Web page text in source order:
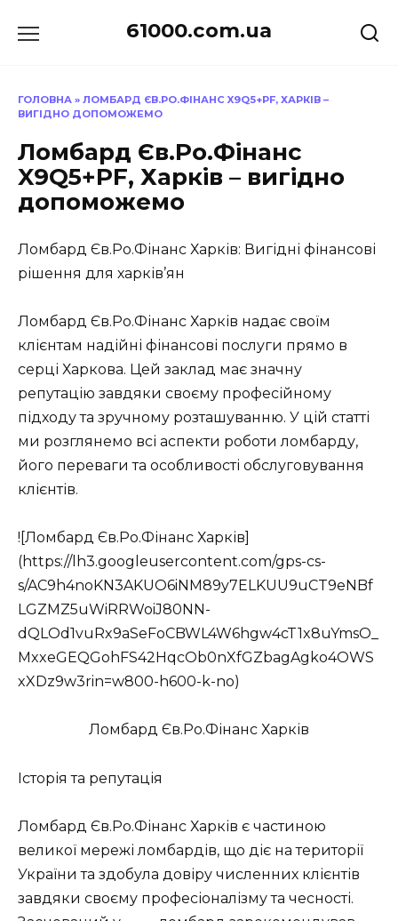
до
61000.com.ua
ГОЛОВНА » ЛОМБАРД ЄВ.РО.ФІНАНС X9Q5+PF, ХАРКІВ –
ВИГІДНО ДОПОМОЖЕМО
Ломбард Єв.Ро.Фінанс
X9Q5+PF, Харків – вигідно
допоможемо
Ломбард Єв.Ро.Фінанс Харків: Вигідні фінансові
рішення для харків’ян
Ломбард Єв.Ро.Фінанс Харків надає своїм
клієнтам надійні фінансові послуги прямо в
серці Харкова. Цей заклад має значну
репутацію завдяки своєму професійному
підходу та зручному розташуванню. У цій статті
ми розглянемо всі аспекти роботи ломбарду,
його переваги та особливості обслуговування
клієнтів.
![Ломбард Єв.Ро.Фінанс Харків]
(https://lh3.googleusercontent.com/gps-cs-
s/AC9h4noKN3AKUO6iNM89y7ELKUU9uCT9eNBf
LGZMZ5uWiRRWoiJ80NN-
dQLOd1vuRx9aSeFoCBWL4W6hgw4cT1x8uYmsO_
MxxeGEQGohFS42HqcOb0nXfGZbagAgko4OWS
xXDz9w3rin=w800-h600-k-no)
Ломбард Єв.Ро.Фінанс Харків
Історія та репутація
Ломбард Єв.Ро.Фінанс Харків є частиною
великої мережі ломбардів, що діє на території
України та здобула довіру численних клієнтів
завдяки своєму професіоналізму та чесності.